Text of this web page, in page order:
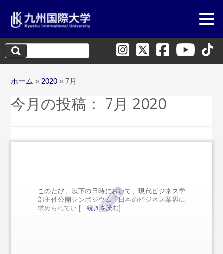
検
索:
ホーム » 2020 » 7月
今月の投稿： 7月 2020
このたび、以下の日時において、現代ビジネス学
部主催公開シンポジウム「日本のビジネス業界に
求められてい [...続きを読む]